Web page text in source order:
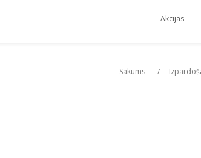
Akcijas
Sākums /